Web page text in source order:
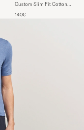
Custom Slim Fit Cotton
140€